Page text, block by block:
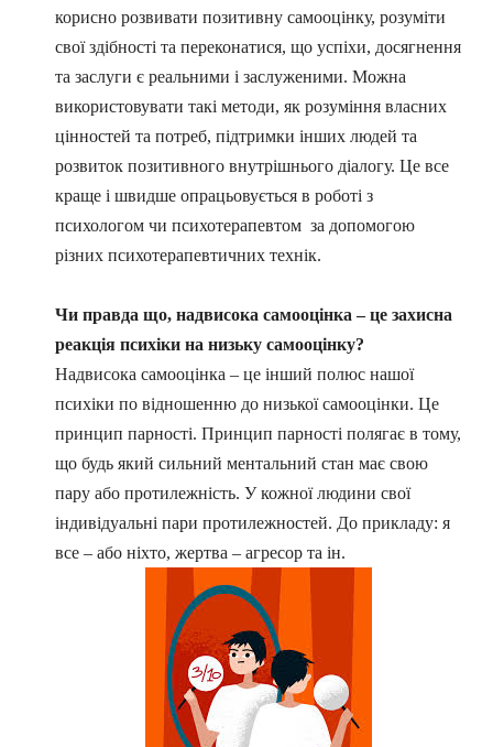
корисно розвивати позитивну самооцінку, розуміти
свої здібності та переконатися, що успіхи, досягнення
та заслуги є реальними і заслуженими. Можна
використовувати такі методи, як розуміння власних
цінностей та потреб, підтримки інших людей та
розвиток позитивного внутрішнього діалогу. Це все
краще і швидше опрацьовується в роботі з
психологом чи психотерапевтом за допомогою
різних психотерапевтичних технік.
Чи правда що, надвисока самооцінка – це захисна
реакція психіки на низьку самооцінку?
Надвисока самооцінка – це інший полюс нашої
психіки по відношенню до низької самооцінки. Це
принцип парності. Принцип парності полягає в тому,
що будь який сильний ментальний стан має свою
пару або протилежність. У кожної людини свої
індивідуальні пари протилежностей. До прикладу: я
все – або ніхто, жертва – агресор та ін.